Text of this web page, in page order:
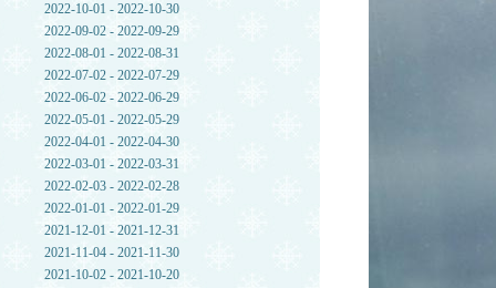
2022-10-01 - 2022-10-30
2022-09-02 - 2022-09-29
2022-08-01 - 2022-08-31
2022-07-02 - 2022-07-29
2022-06-02 - 2022-06-29
2022-05-01 - 2022-05-29
2022-04-01 - 2022-04-30
2022-03-01 - 2022-03-31
2022-02-03 - 2022-02-28
2022-01-01 - 2022-01-29
2021-12-01 - 2021-12-31
2021-11-04 - 2021-11-30
2021-10-02 - 2021-10-20